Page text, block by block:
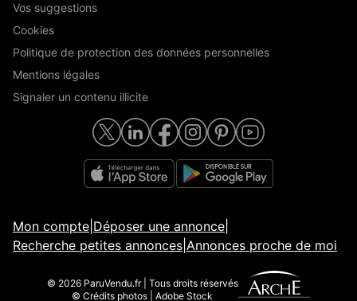
Vos suggestions
Cookies
Politique de protection des données personnelles
Mentions légales
Signaler un contenu illicite
Mon compte Déposer une annonce
Recherche petites annonces Annonces proche de moi
© 2026 ParuVendu.fr | Tous droits réservés
© Crédits photos | Adobe Stock